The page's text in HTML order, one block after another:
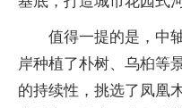
值得一提的是，中
岸种植了朴树、乌桕等
的持续性，挑选了凤凰